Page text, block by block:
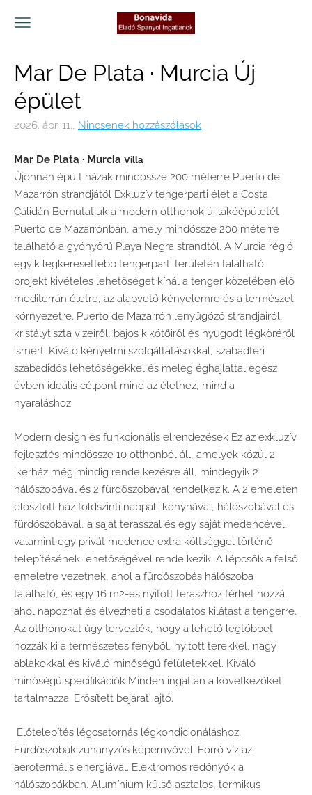
Mar De Plata · Murcia Új
épület
2026. ápr. 11., Nincsenek hozzászólások
Mar De Plata · Murcia Villa
Újonnan épült házak mindössze 200 méterre Puerto de
Mazarrón strandjától Exkluzív tengerparti élet a Costa
Cálidán Bemutatjuk a modern otthonok új lakóépületét
Puerto de Mazarrónban, amely mindössze 200 méterre
található a gyönyörű Playa Negra strandtól. A Murcia régió
egyik legkeresettebb tengerparti területén található
projekt kivételes lehetőséget kínál a tenger közelében élő
mediterrán életre, az alapvető kényelemre és a természeti
környezetre. Puerto de Mazarrón lenyűgöző strandjairól,
kristálytiszta vizeiről, bájos kikötőiről és nyugodt légköréről
ismert. Kiváló kényelmi szolgáltatásokkal, szabadtéri
szabadidős lehetőségekkel és meleg éghajlattal egész
évben ideális célpont mind az élethez, mind a
nyaraláshoz.
Modern design és funkcionális elrendezések Ez az exkluzív
fejlesztés mindössze 10 otthonból áll, amelyek közül 2
ikerház még mindig rendelkezésre áll, mindegyik 2
hálószobával és 2 fürdőszobával rendelkezik. A 2 emeleten
elosztott ház földszinti nappali-konyhával, hálószobával és
fürdőszobával, a saját terasszal és egy saját medencével,
valamint egy privát medence extra költséggel történő
telepítésének lehetőségével rendelkezik. A lépcsők a felső
emeletre vezetnek, ahol a fürdőszobás hálószoba
található, és egy 16 m2-es nyitott teraszhoz férhet hozzá,
ahol napozhat és élvezheti a csodálatos kilátást a tengerre.
Az otthonokat úgy tervezték, hogy a lehető legtöbbet
hozzák ki a természetes fényből, nyitott terekkel, nagy
ablakokkal és kiváló minőségű felületekkel. Kiváló
minőségű specifikációk Minden ingatlan a következőket
tartalmazza: Erősített bejárati ajtó.
Előtelepítés légcsatornás légkondicionáláshoz.
Fürdőszobák zuhanyzós képernyővel. Forró víz az
aerotermális energiával. Elektromos redőnyök a
hálószobákban. Alumínium külső asztalos, termikus